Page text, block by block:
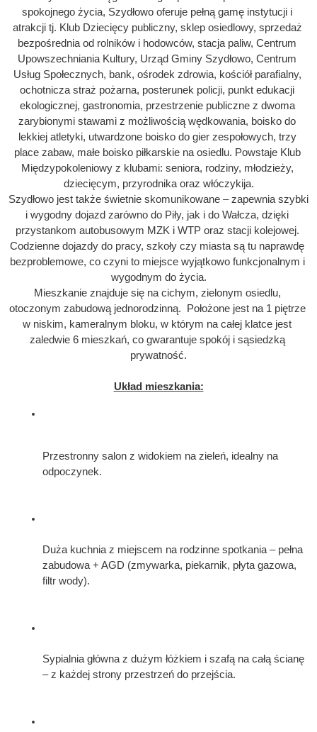
spokojnego życia, Szydłowo oferuje pełną gamę instytucji i
atrakcji tj. Klub Dziecięcy publiczny, sklep osiedlowy, sprzedaż
bezpośrednia od rolników i hodowców, stacja paliw, Centrum
Upowszechniania Kultury, Urząd Gminy Szydłowo, Centrum
Usług Społecznych, bank, ośrodek zdrowia, kościół parafialny,
ochotnicza straż pożarna, posterunek policji, punkt edukacji
ekologicznej, gastronomia, przestrzenie publiczne z dwoma
zarybionymi stawami z możliwością wędkowania, boisko do
lekkiej atletyki, utwardzone boisko do gier zespołowych, trzy
place zabaw, małe boisko piłkarskie na osiedlu. Powstaje Klub
Międzypokoleniowy z klubami: seniora, rodziny, młodzieży,
dziecięcym, przyrodnika oraz włóczykija.
Szydłowo jest także świetnie skomunikowane – zapewnia szybki
i wygodny dojazd zarówno do Piły, jak i do Wałcza, dzięki
przystankom autobusowym MZK i WTP oraz stacji kolejowej.
Codzienne dojazdy do pracy, szkoły czy miasta są tu naprawdę
bezproblemowe, co czyni to miejsce wyjątkowo funkcjonalnym i
wygodnym do życia.
Mieszkanie znajduje się na cichym, zielonym osiedlu,
otoczonym zabudową jednorodzinną.  Położone jest na 1 piętrze
w niskim, kameralnym bloku, w którym na całej klatce jest
zaledwie 6 mieszkań, co gwarantuje spokój i sąsiedzką
prywatność.
Układ mieszkania:
Przestronny salon z widokiem na zieleń, idealny na
odpoczynek.
Duża kuchnia z miejscem na rodzinne spotkania – pełna
zabudowa + AGD (zmywarka, piekarnik, płyta gazowa,
filtr wody).
Sypialnia główna z dużym łóżkiem i szafą na całą ścianę
– z każdej strony przestrzeń do przejścia.